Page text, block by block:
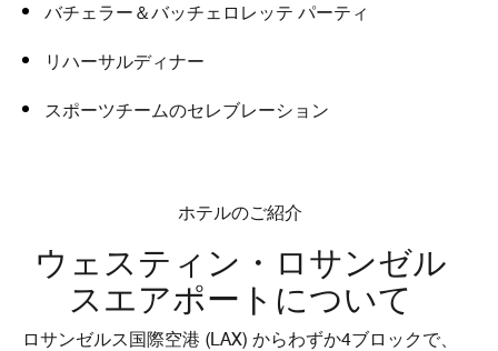
バチェラー＆バッチェロレッテ パーティ
リハーサルディナー
スポーツチームのセレブレーション
ホテルのご紹介
ウェスティン・ロサンゼル
スエアポートについて
ロサンゼルス国際空港 (LAX) からわずか4ブロックで、